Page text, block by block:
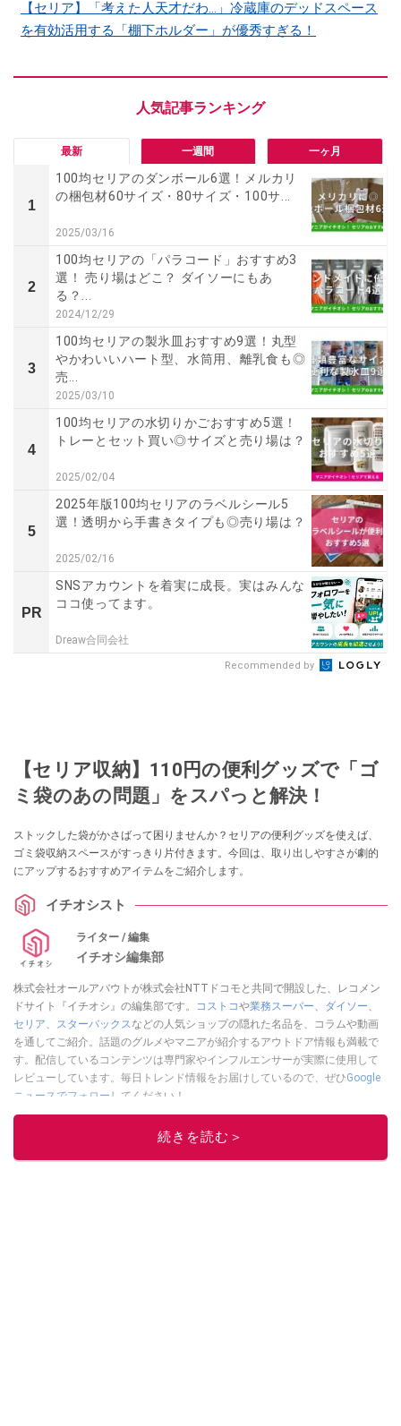
【セリア】「考えた人天才だわ…」冷蔵庫のデッドスペース
を有効活用する「棚下ホルダー」が優秀すぎる！
最新 一週間 一ヶ月
1
100均セリアのダンボール6選！メルカリ
の梱包材60サイズ・80サイズ・100サ...
2025/03/16
2
100均セリアの「パラコード」おすすめ3
選！ 売り場はどこ？ ダイソーにもあ
る？...
2024/12/29
3
100均セリアの製氷皿おすすめ9選！丸型
やかわいいハート型、水筒用、離乳食も◎
売...
2025/03/10
4
100均セリアの水切りかごおすすめ5選！
トレーとセット買い◎サイズと売り場は？
2025/02/04
5
2025年版100均セリアのラベルシール5
選！透明から手書きタイプも◎売り場は？
2025/02/16
PR
SNSアカウントを着実に成長。実はみんな
ココ使ってます。
Dreaw合同会社
Recommended by
【セリア収納】110円の便利グッズで「ゴ
ミ袋のあの問題」をスパっと解決！
ストックした袋がかさばって困りませんか？セリアの便利グッズを使えば、
ゴミ袋収納スペースがすっきり片付きます。今回は、取り出しやすさが劇的
にアップするおすすめアイテムをご紹介します。
イチオシスト
ライター / 編集
イチオシ編集部
株式会社オールアバウトが株式会社NTTドコモと共同で開設した、レコメン
ドサイト『イチオシ』の編集部です。
コストコや業務スーパー、 ダイソー、
セリア、 スターバックスなどの人気ショップの隠れた名品を、コラムや動画
を通してご紹介。話題のグルメやマニアが紹介するアウトドア情報も満載で
す。配信しているコンテンツは専門家やインフルエンサーが実際に使用して
レビューしています。毎日トレンド情報をお届けしているので、ぜひGoogle
ニュースでフォロー してください！
続きを読む＞